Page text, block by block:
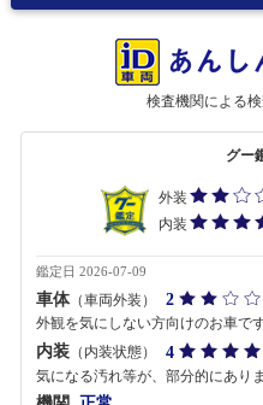
検査機関による検
グー
外装
内装
鑑定日 2026-07-09
車体（車両外装） 2
外観を気にしない方向けのお車です
内装 （内装状態） 4
気になる汚れ等が、部分的にありま